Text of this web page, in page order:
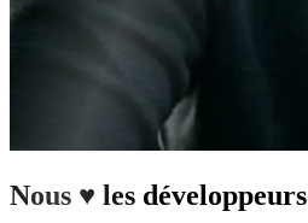
Nous ♥ les développeurs